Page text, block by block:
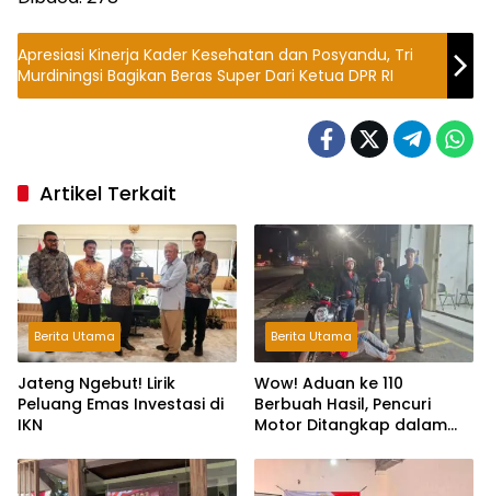
Apresiasi Kinerja Kader Kesehatan dan Posyandu, Tri
Murdiningsi Bagikan Beras Super Dari Ketua DPR RI
Artikel Terkait
Berita Utama
Jateng Ngebut! Lirik
Peluang Emas Investasi di
IKN
Berita Utama
Wow! Aduan ke 110
Berbuah Hasil, Pencuri
Motor Ditangkap dalam